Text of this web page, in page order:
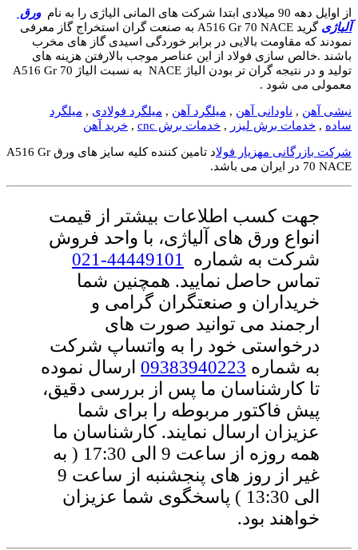
از اوایل دهه 90 میلادی ابتدا شرکت های المانی الیاژی را به نام
ورق
آلیاژی
گرید A516 Gr 70 NACE به صنعت گران استخراج گاز معرفی
نمودند که مقاومت بالایی در برابر خوردگی اسیدی گاز های مخرب
باشند .خالص سازی فولاد از این عناصر موجب بالارفتن هزینه های
تولید و در نتیجه گران تر بودن الیاژ NACE به نسبت الیاژ A516 Gr 70
معمولی می شود .
نبشی آهن , ناودانی آهن , میلگرد آهن , میلگرد فولادی , میلگرد
ساده , خدمات برش لیزر , خدمات برش cnc , خرید آهن
شرکت بازرگانی مهزیار فولا
د تامین کننده کلیه سایز های ورق A516 Gr
70 NACE در ایران می باشد.
جهت کسب اطلاعات بیشتر از قیمت
انواع ورق های آلیاژی، با واحد فروش
شرکت به شماره 44449101-021
تماس حاصل نمایید. همچنین شما
خریداران و صنعتگران گرامی و
ارجمند می توانید صورت های
درخواستی خود را به واتساپ شرکت
به شماره 09383940223 ارسال نموده
تا کارشناسان ما پس از بررسی دقیق،
پیش فاکتور مربوطه را برای شما
عزیزان ارسال نمایند. کارشناسان ما
همه روزه از ساعت 9 الی 17:30 ( به
غیر از روز های پنجشنبه از ساعت 9
الی 13:30 ) پاسخگوی شما عزیزان
خواهند بود.